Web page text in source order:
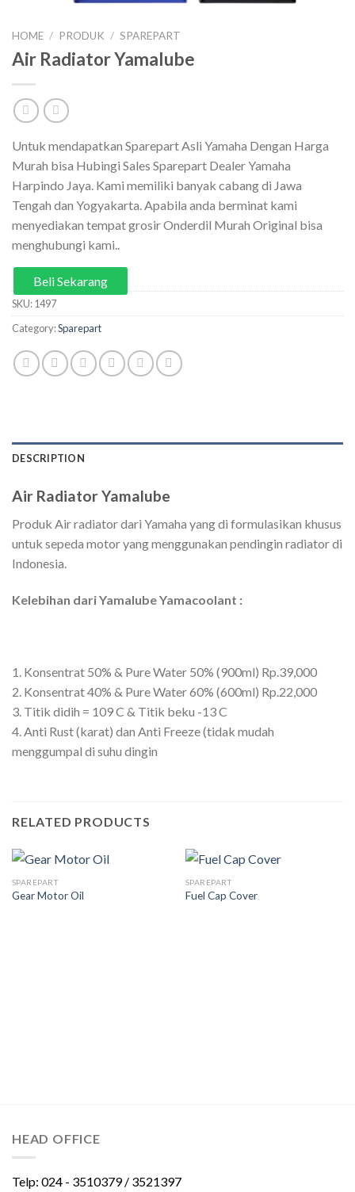
HOME / PRODUK / SPAREPART
Air Radiator Yamalube
Untuk mendapatkan Sparepart Asli Yamaha Dengan Harga
Murah bisa Hubingi Sales Sparepart Dealer Yamaha
Harpindo Jaya. Kami memiliki banyak cabang di Jawa
Tengah dan Yogyakarta. Apabila anda berminat kami
menyediakan tempat grosir Onderdil Murah Original bisa
menghubungi kami..
Beli Sekarang
SKU:1497
Category:Sparepart
DESCRIPTION
Air Radiator Yamalube
Produk Air radiator dari Yamaha yang di formulasikan khusus
untuk sepeda motor yang menggunakan pendingin radiator di
Indonesia.
Kelebihan dari Yamalube Yamacoolant :
1. Konsentrat 50% & Pure Water 50% (900ml) Rp.39,000
2. Konsentrat 40% & Pure Water 60% (600ml) Rp.22,000
3. Titik didih = 109 C & Titik beku -13 C
4. Anti Rust (karat) dan Anti Freeze (tidak mudah
menggumpal di suhu dingin
RELATED PRODUCTS
SPAREPART
Gear Motor Oil
SPAREPART
Fuel Cap Cover
HEAD OFFICE
Telp: 024 - 3510379 / 3521397